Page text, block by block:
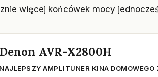
więcej końcówek mocy
Denon AVR-X2800H
NAJLEPSZY AMPLITUNER KINA DOMOWEGO